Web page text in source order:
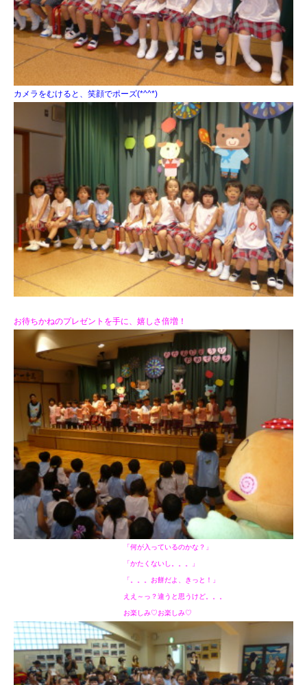
カメラをむけると、笑顔でポーズ(*^^*)
お待ちかねのプレゼントを手に、嬉しさ倍増！
「何が入っているのかな？」
「かたくないし。。。」
「。。。お餅だよ、きっと！」
ええ～っ？違うと思うけど。。。
お楽しみ♡お楽しみ♡